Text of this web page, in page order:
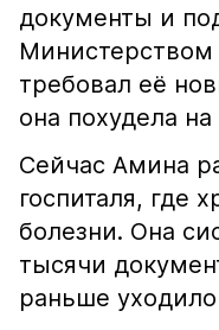
документы и
Министерством
требовал её
она похудела
Сейчас Амина
госпиталя, где
болезни. Она
тысячи
раньше